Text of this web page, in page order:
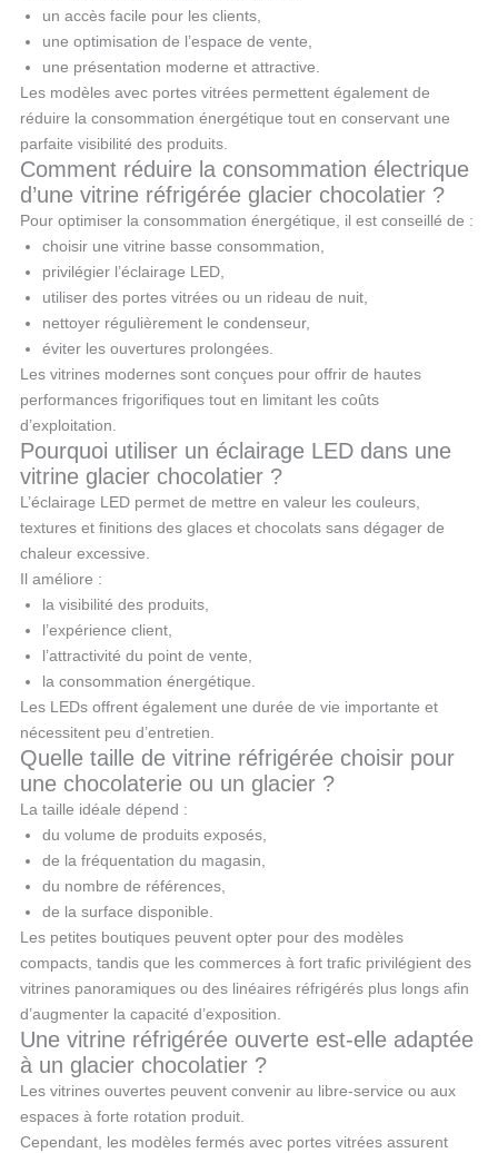
un accès facile pour les clients,
une optimisation de l’espace de vente,
une présentation moderne et attractive.
Les modèles avec portes vitrées permettent également de
réduire la consommation énergétique tout en conservant une
parfaite visibilité des produits.
Comment réduire la consommation électrique
d’une vitrine réfrigérée glacier chocolatier ?
Pour optimiser la consommation énergétique, il est conseillé de :
choisir une vitrine basse consommation,
privilégier l’éclairage LED,
utiliser des portes vitrées ou un rideau de nuit,
nettoyer régulièrement le condenseur,
éviter les ouvertures prolongées.
Les vitrines modernes sont conçues pour offrir de hautes
performances frigorifiques tout en limitant les coûts
d’exploitation.
Pourquoi utiliser un éclairage LED dans une
vitrine glacier chocolatier ?
L’éclairage LED permet de mettre en valeur les couleurs,
textures et finitions des glaces et chocolats sans dégager de
chaleur excessive.
Il améliore :
la visibilité des produits,
l’expérience client,
l’attractivité du point de vente,
la consommation énergétique.
Les LEDs offrent également une durée de vie importante et
nécessitent peu d’entretien.
Quelle taille de vitrine réfrigérée choisir pour
une chocolaterie ou un glacier ?
La taille idéale dépend :
du volume de produits exposés,
de la fréquentation du magasin,
du nombre de références,
de la surface disponible.
Les petites boutiques peuvent opter pour des modèles
compacts, tandis que les commerces à fort trafic privilégient des
vitrines panoramiques ou des linéaires réfrigérés plus longs afin
d’augmenter la capacité d’exposition.
Une vitrine réfrigérée ouverte est-elle adaptée
à un glacier chocolatier ?
Les vitrines ouvertes peuvent convenir au libre-service ou aux
espaces à forte rotation produit.
Cependant, les modèles fermés avec portes vitrées assurent